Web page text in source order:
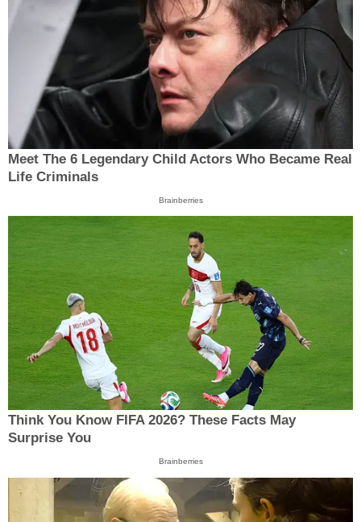
Meet The 6 Legendary Child Actors Who Became Real
Life Criminals
Brainberries
Think You Know FIFA 2026? These Facts May
Surprise You
Brainberries